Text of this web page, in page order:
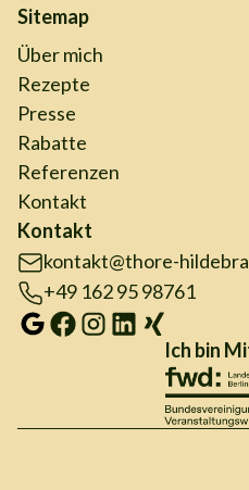
Sitemap
Über mich
Rezepte
Presse
Rabatte
Referenzen
Kontakt
Kontakt
kontakt@thore-
+49 162 95 98761
Ich bin